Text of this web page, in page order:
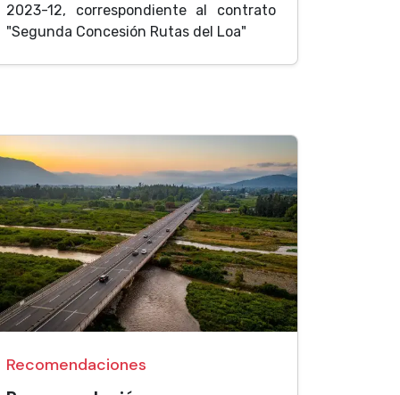
2023-12, correspondiente al contrato
"Segunda Concesión Rutas del Loa"
Recomendaciones